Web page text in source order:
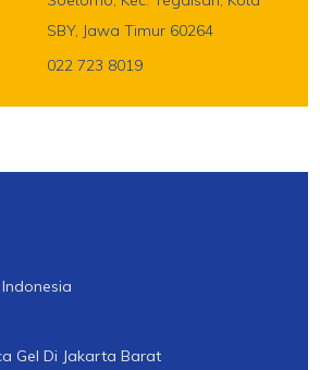
SBY, Jawa Timur 60264
022 723 8019
Gel Di Jakarta Barat